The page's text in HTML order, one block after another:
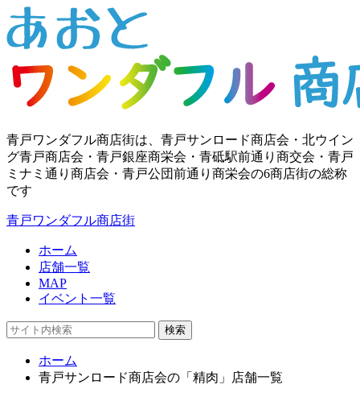
青戸ワンダフル商店街は、青戸サンロード商店会・北ウイン
グ青戸商店会・青戸銀座商栄会・青砥駅前通り商交会・青戸
ミナミ通り商店会・青戸公団前通り商栄会の6商店街の総称
です
青戸ワンダフル商店街
ホーム
店舗一覧
MAP
イベント一覧
検索
ホーム
青戸サンロード商店会の「精肉」店舗一覧